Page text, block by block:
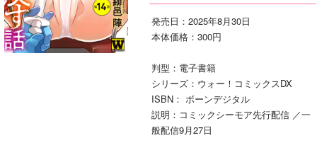
発売日：2025年8月30日
本体価格：300円
判型：電子書籍
シリーズ：ウォー！コミックスDX
ISBN： ボーンデジタル
説明：コミックシーモア先行配信 ／一
般配信9月27日